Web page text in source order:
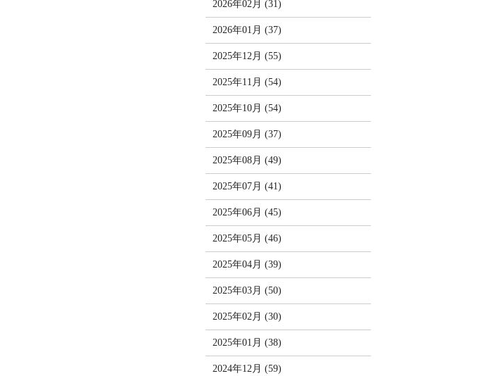
2026年02月 (31)
2026年01月 (37)
2025年12月 (55)
2025年11月 (54)
2025年10月 (54)
2025年09月 (37)
2025年08月 (49)
2025年07月 (41)
2025年06月 (45)
2025年05月 (46)
2025年04月 (39)
2025年03月 (50)
2025年02月 (30)
2025年01月 (38)
2024年12月 (59)